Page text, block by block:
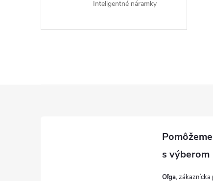
Inteligentné náramky
Oľga